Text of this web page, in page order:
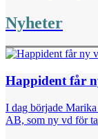
Nyheter
Happident får
I dag började
AB, som ny vd för